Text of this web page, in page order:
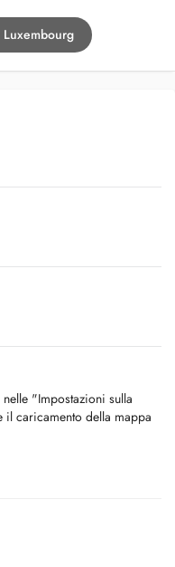
"Impostazioni sulla
caricamento della mappa